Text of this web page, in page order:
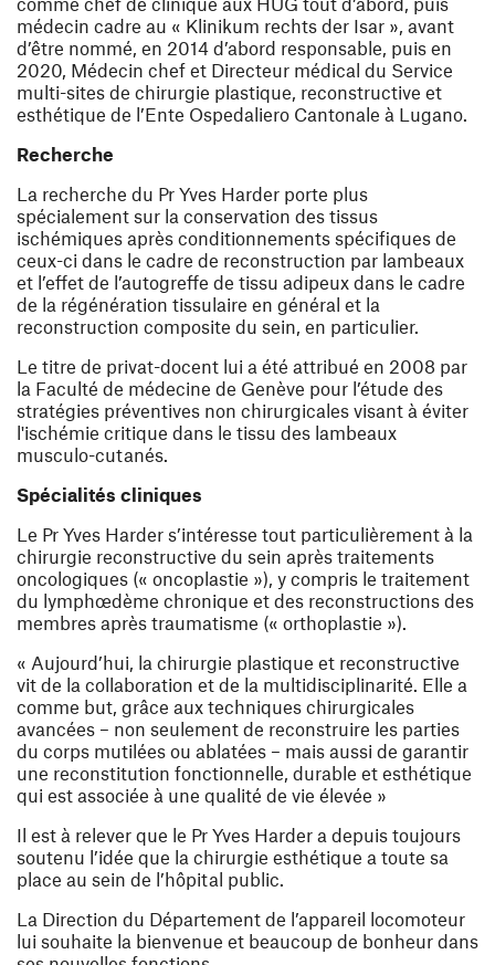
médecin cadre au « Klinikum rechts der Isar », avant
d’être nommé, en 2014 d’abord responsable, puis en
2020, Médecin chef et Directeur médical du Service
multi-sites de chirurgie plastique, reconstructive et
esthétique de l’Ente Ospedaliero Cantonale à Lugano.
Recherche
La recherche du Pr Yves Harder porte plus
spécialement sur la conservation des tissus
ischémiques après conditionnements spécifiques de
ceux-ci dans le cadre de reconstruction par lambeaux
et l’effet de l’autogreffe de tissu adipeux dans le cadre
de la régénération tissulaire en général et la
reconstruction composite du sein, en particulier.
Le titre de privat-docent lui a été attribué en 2008 par
la Faculté de médecine de Genève pour l’étude des
stratégies préventives non chirurgicales visant à éviter
l'ischémie critique dans le tissu des lambeaux
musculo-cutanés.
Spécialités cliniques
Le Pr Yves Harder s’intéresse tout particulièrement à la
chirurgie reconstructive du sein après traitements
oncologiques (« oncoplastie »), y compris le traitement
du lymphœdème chronique et des reconstructions des
membres après traumatisme (« orthoplastie »).
« Aujourd’hui, la chirurgie plastique et reconstructive
vit de la collaboration et de la multidisciplinarité. Elle a
comme but, grâce aux techniques chirurgicales
avancées – non seulement de reconstruire les parties
du corps mutilées ou ablatées – mais aussi de garantir
une reconstitution fonctionnelle, durable et esthétique
qui est associée à une qualité de vie élevée »
Il est à relever que le Pr Yves Harder a depuis toujours
soutenu l’idée que la chirurgie esthétique a toute sa
place au sein de l’hôpital public.
La Direction du Département de l’appareil locomoteur
lui souhaite la bienvenue et beaucoup de bonheur dans